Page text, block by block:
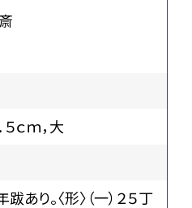
５ｃｍ，大
跋あり。〈形〉（一）２５丁